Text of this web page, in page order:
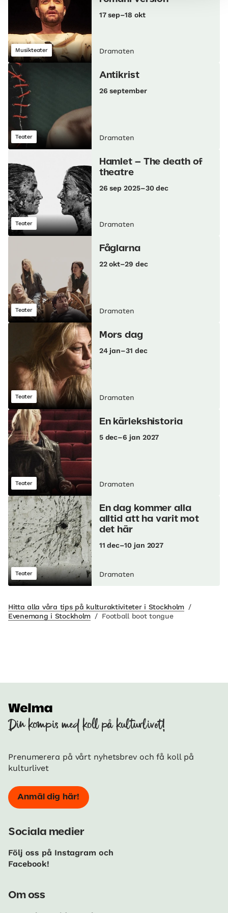
Musikteater
17 sep–18 okt
Dramaten
Teater
Antikrist
26 september
Dramaten
Teater
Hamlet – The death of
theatre
26 sep 2025–30 dec
Dramaten
Teater
Fåglarna
22 okt–29 dec
Dramaten
Teater
Mors dag
24 jan–31 dec
Dramaten
Teater
En kärlekshistoria
5 dec–6 jan 2027
Dramaten
Teater
En dag kommer alla
alltid att ha varit mot
det här
11 dec–10 jan 2027
Dramaten
Hitta alla våra tips på kulturaktiviteter i Stockholm /
Evenemang i Stockholm / Football boot tongue
Din kompis med koll på kulturlivet!
Prenumerera på vårt nyhetsbrev och få koll på
kulturlivet
Anmäl dig här!
Sociala medier
Följ oss på Instagram och
Facebook!
Om oss